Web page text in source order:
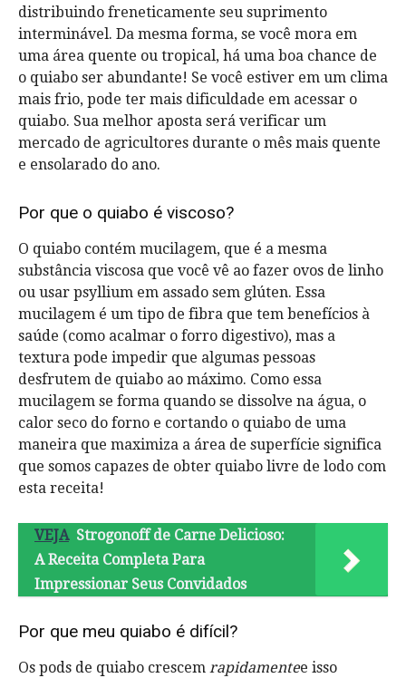
distribuindo freneticamente seu suprimento
interminável. Da mesma forma, se você mora em
uma área quente ou tropical, há uma boa chance de
o quiabo ser abundante! Se você estiver em um clima
mais frio, pode ter mais dificuldade em acessar o
quiabo. Sua melhor aposta será verificar um
mercado de agricultores durante o mês mais quente
e ensolarado do ano.
Por que o quiabo é viscoso?
O quiabo contém mucilagem, que é a mesma
substância viscosa que você vê ao fazer ovos de linho
ou usar psyllium em assado sem glúten. Essa
mucilagem é um tipo de fibra que tem benefícios à
saúde (como acalmar o forro digestivo), mas a
textura pode impedir que algumas pessoas
desfrutem de quiabo ao máximo. Como essa
mucilagem se forma quando se dissolve na água, o
calor seco do forno e cortando o quiabo de uma
maneira que maximiza a área de superfície significa
que somos capazes de obter quiabo livre de lodo com
esta receita!
VEJA Strogonoff de Carne Delicioso:
A Receita Completa Para
Impressionar Seus Convidados
Por que meu quiabo é difícil?
Os pods de quiabo crescem rapidamentee isso